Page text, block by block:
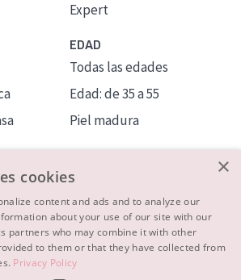
Expert
EDAD
Todas las edades
Edad: de 35 a 55
Piel madura
×
cookies
content and ads and to analyze our
about your use of our site with our
partners who may combine it with other
to them or that they have collected from
Privacy Policy